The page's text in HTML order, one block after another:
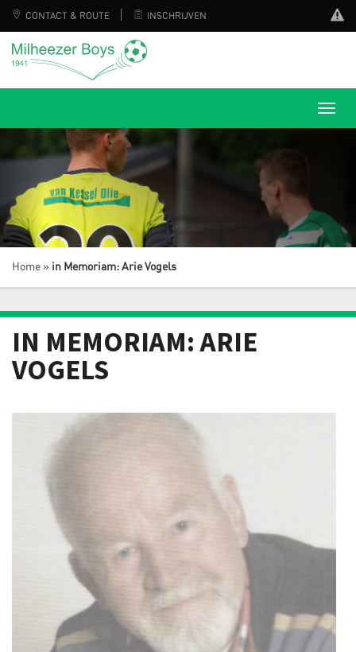
CONTACT & ROUTE INSCHRIJVEN
Home » in Memoriam: Arie Vogels
IN MEMORIAM: ARIE
VOGELS